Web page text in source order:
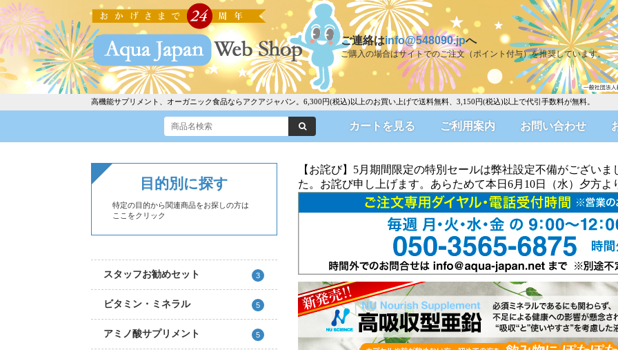
ご連絡はinfo@548090.jpへ
ご購入の場合はサイトでのご注文（ポイント付与）を推奨しています。
高機能サプリメント、オーガニック食品ならアクアジャパン。6,300円(税込)以上のお買い上げで送料無料、3,150円(税込)以上で代引手数料が無料。
カートを見る ご利用案内 お問い合わせ
目的別に探す
特定の目的から関連商品をお探しの方は
ここをクリック
スタッフお勧めセット 3
ビタミン・ミネラル 5
アミノ酸サプリメント 5
【お詫び】5月期間限定の特別セールは弊社設定不備がござい
た。お詫び申し上げます。あらためて本日6月10日（水）夕方